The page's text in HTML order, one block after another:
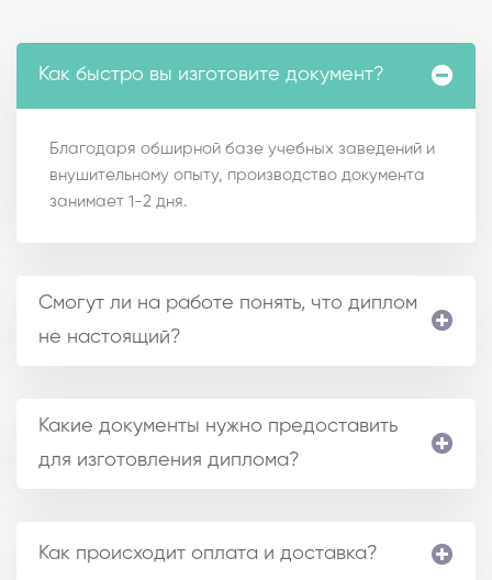
Как быстро вы изготовите документ?
Благодаря обширной базе учебных заведений и
внушительному опыту, производство документа
занимает 1-2 дня.
Смогут ли на работе понять, что диплом
не настоящий?
Какие документы нужно предоставить
для изготовления диплома?
Как происходит оплата и доставка?